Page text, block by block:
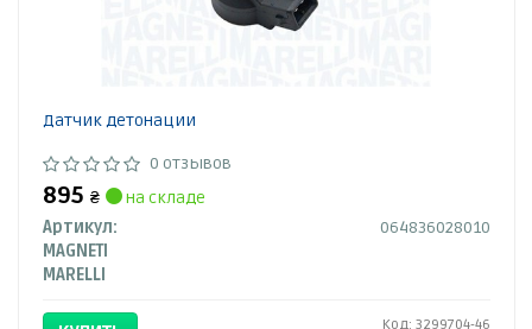
Датчик детонации
0 отзывов
895 ₴
на складе
Артикул:
064836028010
MAGNETI
MARELLI
Код: 3299704-46